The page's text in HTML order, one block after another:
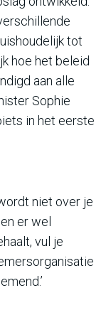
tot
hoe het beleid
aan alle
Sophie
in het eerste
niet over je
er wel
vul je